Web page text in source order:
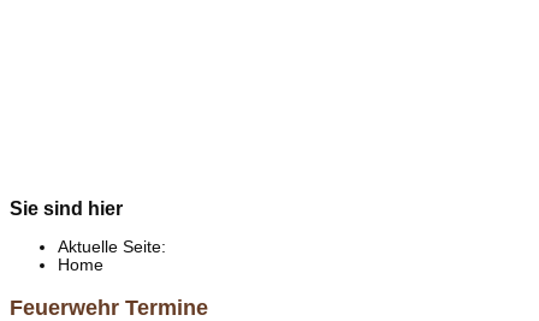
Sie sind hier
Aktuelle Seite:
Home
Feuerwehr Termine